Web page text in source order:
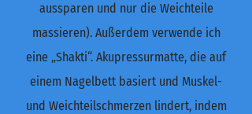
aussparen und nur die Weichteile
massieren). Außerdem verwende ich
eine „Shakti“. Akupressurmatte, die auf
einem Nagelbett basiert und Muskel-
und Weichteilschmerzen lindert, indem